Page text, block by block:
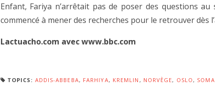
Enfant, Fariya n’arrêtait pas de poser des questions
commencé à mener des recherches pour le retrouver dès
Lactuacho.com avec www.bbc.com
TOPICS: ADDIS-ABBEBA, FARHIYA, KREMLIN , NORVÈGE, OSLO ,